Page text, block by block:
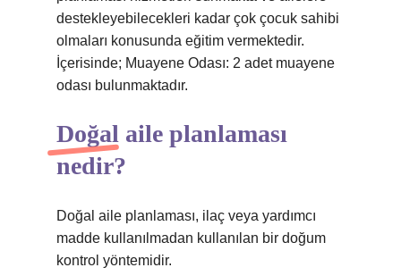
destekleyebilecekleri kadar çok çocuk sahibi
olmaları konusunda eğitim vermektedir.
İçerisinde; Muayene Odası: 2 adet muayene
odası bulunmaktadır.
Doğal aile planlaması
nedir?
Doğal aile planlaması, ilaç veya yardımcı
madde kullanılmadan kullanılan bir doğum
kontrol yöntemidir.